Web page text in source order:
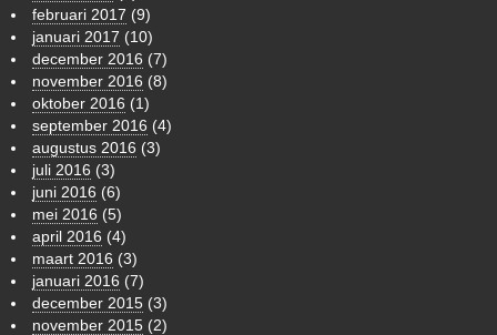
februari 2017 (9)
januari 2017 (10)
december 2016 (7)
november 2016 (8)
oktober 2016 (1)
september 2016 (4)
augustus 2016 (3)
juli 2016 (3)
juni 2016 (6)
mei 2016 (5)
april 2016 (4)
maart 2016 (3)
januari 2016 (7)
december 2015 (3)
november 2015 (2)